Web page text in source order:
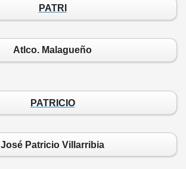
PATRI
Atlco. Malagueño
PATRICIO
José Patricio Villarribia